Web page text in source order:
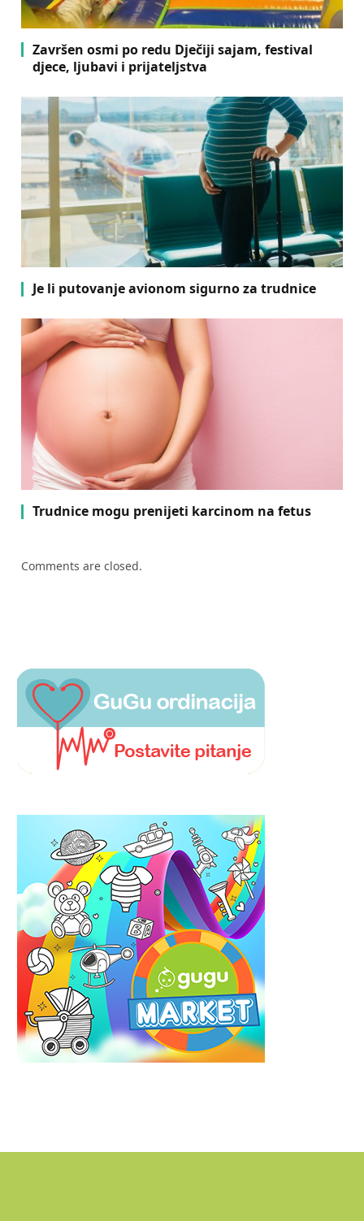
Završen osmi po redu Dječiji sajam, festival
djece, ljubavi i prijateljstva
Je li putovanje avionom sigurno za trudnice
Trudnice mogu prenijeti karcinom na fetus
Comments are closed.